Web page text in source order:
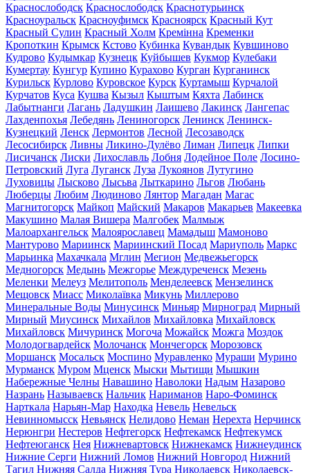
Краснослободск Краснослободск Краснотурьинск
Красноуральск Красноуфимск Красноярск Красный Кут
Красный Сулин Красный Холм Кремінна Кременки
Кропоткин Крымск Кстово Кубинка Кувандык Кувшиново
Кудрово Кудымкар Кузнецк Куйбышев Кукмор Кулебаки
Кумертау Кунгур Купино Курахово Курган Курганинск
Курильск Курлово Куровское Курск Куртамыш Курчалой
Курчатов Куса Кушва Кызыл Кыштым Кяхта Лабинск
Лабытнанги Лагань Ладушкин Лаишево Лакинск Лангепас
Лахденпохья Лебедянь Лениногорск Ленинск Ленинск-
Кузнецкий Ленск Лермонтов Лесной Лесозаводск
Лесосибирск Ливны Ликино-Дулёво Лиман Липецк Липки
Лисичанск Лиски Лихославль Лобня Лодейное Поле Лосино-
Петровский Луга Луганск Луза Лукоянов Лутугино
Луховицы Лысково Лысьва Лыткарино Льгов Любань
Люберцы Любим Людиново Лянтор Магадан Магас
Магнитогорск Майкоп Майский Макаров Макарьев Макеевка
Макушино Малая Вишера Малгобек Малмыж
Малоархангельск Малоярославец Мамадыш Мамоново
Мантурово Мариинск Мариинский Посад Мариуполь Маркс
Марьинка Махачкала Мглин Мегион Медвежьегорск
Медногорск Медынь Межгорье Междуреченск Мезень
Меленки Мелеуз Мелитополь Менделеевск Мензелинск
Мещовск Миасс Миколаївка Микунь Миллерово
Минеральные Воды Минусинск Миньяр Мирноград Мирный
Мирный Миусинск Михайлов Михайловка Михайловск
Михайловск Мичуринск Могоча Можайск Можга Моздок
Молодогвардейск Молочанск Мончегорск Морозовск
Моршанск Мосальск Моспино Муравленко Мураши Мурино
Мурманск Муром Мценск Мыски Мытищи Мышкин
Набережные Челны Навашино Наволоки Надым Назарово
Назрань Называевск Нальчик Нариманов Наро-Фоминск
Нарткала Нарьян-Мар Находка Невель Невельск
Невинномысск Невьянск Нелидово Неман Нерехта Нерчинск
Нерюнгри Нестеров Нефтегорск Нефтекамск Нефтекумск
Нефтеюганск Нея Нижневартовск Нижнекамск Нижнеудинск
Нижние Серги Нижний Ломов Нижний Новгород Нижний
Тагил Нижняя Салда Нижняя Тура Николаевск Николаевск-